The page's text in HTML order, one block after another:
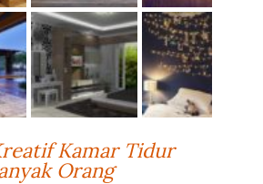
Kamar Tidur
Orang